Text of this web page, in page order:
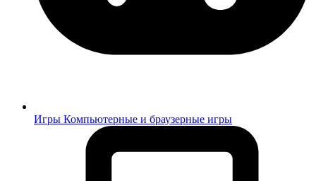
Игры Компьютерные и браузерные игры